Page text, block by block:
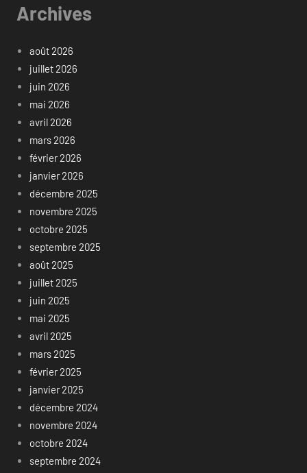
Archives
août 2026
juillet 2026
juin 2026
mai 2026
avril 2026
mars 2026
février 2026
janvier 2026
décembre 2025
novembre 2025
octobre 2025
septembre 2025
août 2025
juillet 2025
juin 2025
mai 2025
avril 2025
mars 2025
février 2025
janvier 2025
décembre 2024
novembre 2024
octobre 2024
septembre 2024